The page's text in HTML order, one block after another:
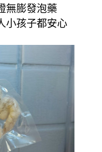
無膨發泡藥
小孩子都安心